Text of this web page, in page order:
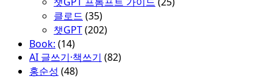
클로드 (35)
챗GPT(202)
Book: (14)
AI 글쓰기·책쓰기 (82)
홍순성 (48)